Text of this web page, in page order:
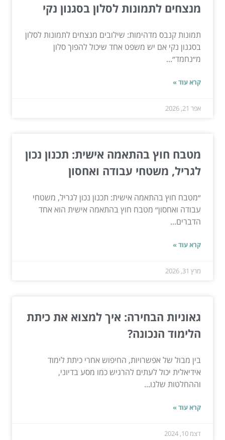
מנצחים לתמונות לסלון בסגנון נקי
תמונות קנבס מדהימות: שילובים מנצחים לתמונות לסלון
בסגנון נקי אם יש משפט אחד שיכול להפוך סלון
מ״נחמד״...
קרא עוד »
אפר 21, 2026
מטבח חוץ בהתאמה אישית: תכנון נכון
לגריל, משטחי עבודה ואחסון
״מטבח חוץ בהתאמה אישית: תכנון נכון לגריל, משטחי
עבודה ואחסון״ מטבח חוץ בהתאמה אישית הוא אחד
הדברים...
קרא עוד »
מרץ 31, 2026
גאוניות הבחירה: איך למצוא את כיתת
הלימוד הנכונה?
בין מבול של אפשרויות, החיפוש אחרי כיתת לימוד
אידיאלית יכול לעתים להרגיש כמו מסע בדיוני,
וההחלטות שלנו...
קרא עוד »
דצמ 10, 2024